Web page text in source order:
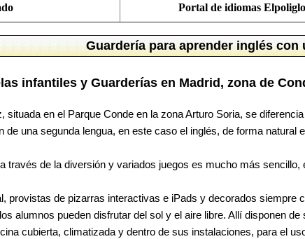
Portal de idiomas
Guardería para aprender inglés con
infantiles y Guarderías en Madrid, zona de
situada en el Parque Conde en la zona Arturo Soria, se
de una segunda lengua, en este caso el inglés, de forma
través de la diversión y variados juegos es mucho más
provistas de pizarras interactivas e iPads y decorados
alumnos pueden disfrutar del sol y el aire libre. Allí disponen
cubierta, climatizada y dentro de sus instalaciones, para el